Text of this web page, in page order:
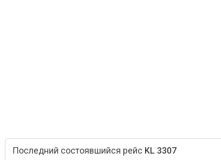
Последний состоявшийся рейс KL 3307